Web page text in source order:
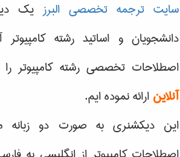
سایت ترجمه تخصصی البرزیک
دانشجویان و اساتید رشته
اصطلاحات تخصصی رشته کامپیوتر
آنلاین ارائه نموده ایم.
این دیکشنری به صورت دو زبانه